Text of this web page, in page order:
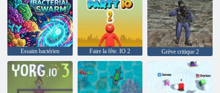
Essaim bactérien Faire la fête. IO 2 Grève critique 2